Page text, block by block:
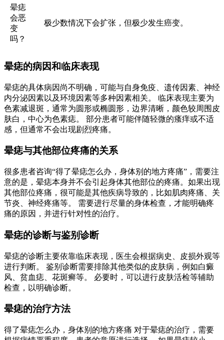
晕痣
会恶
变
吗？
极少数情况下会扩张，但极少发生癌变。
晕痣的病因和临床表现
晕痣的具体病因尚不明确，可能与自身免疫、遗传因素、神经
内分泌因素以及环境因素等多种因素相关。 临床表现主要为
色素减退斑，通常为圆形或椭圆形，边界清晰，颜色较周围皮
肤白，中心为色素痣。 部分患者可能伴随轻微的瘙痒或不适
感，但通常不会出现剧烈疼痛。
晕痣与其他部位疼痛的关系
很多患者咨询“得了晕痣怎么办，身体别的地方疼痛”，需要注
意的是，晕痣本身并不会引起身体其他部位的疼痛。如果出现
其他部位疼痛，很可能是其他疾病导致的，比如肌肉疼痛、关
节炎、神经疼痛等。 需要进行尽量的身体检查，才能明确疼
痛的原因，并进行针对性的治疗。
晕痣的诊断与鉴别诊断
晕痣的诊断主要依靠临床表现，医生会根据病史、皮损外观等
进行判断。 鉴别诊断需要排除其他类似的皮肤病，例如白癜
风、贫血痣、花斑癣等。 必要时，可以进行皮肤活检等辅助
检查，以明确诊断。
晕痣的治疗方法
得了晕痣怎么办，身体别的地方疼痛 对于晕痣的治疗，需要